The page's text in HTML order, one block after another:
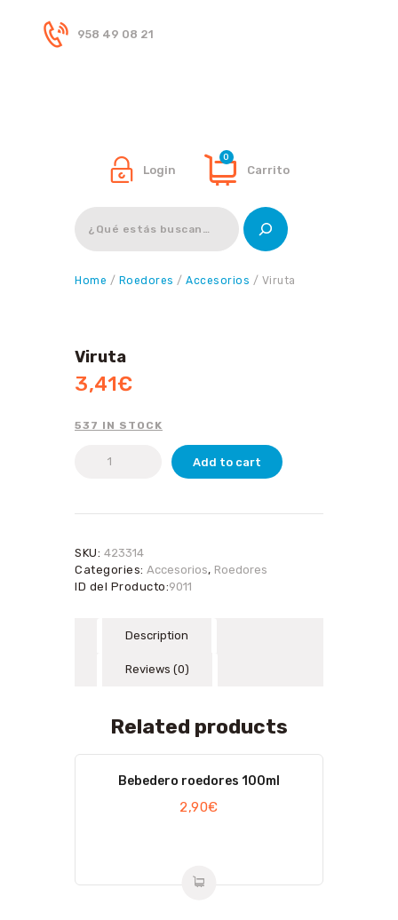
958 49 08 21
Login Carrito
0
Buscar
Home / Roedores / Accesorios / Viruta
Viruta
3,41€
537 IN STOCK
Add to cart
SKU: 423314
Categories: Accesorios, Roedores
ID del Producto:9011
Description
Reviews (0)
Related products
Bebedero roedores 100ml
2,90€